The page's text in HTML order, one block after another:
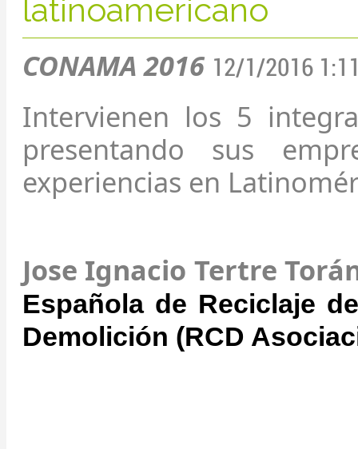
latinoamericano
CONAMA 2016 12/1/2016
Intervienen los 5
presentando sus
experiencias en
Jose Ignacio Tertre
Española de Reciclaje
Demolición (RCD